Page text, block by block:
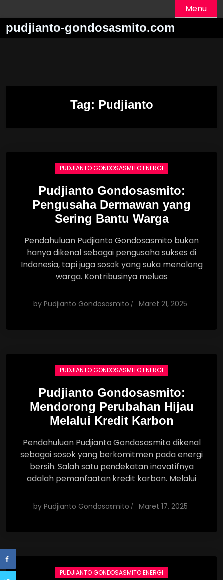
to
content
Menu
pudjianto-gondosasmito.com
Tag: Pudjianto
PUDJIANTO GONDOSASMITO ENERGI
Pudjianto Gondosasmito:
Pengusaha Dermawan yang
Sering Bantu Warga
Pendahuluan Pudjianto Gondosasmito bukan
hanya dikenal sebagai pengusaha sukses di
Indonesia, tapi juga sosok yang suka menolong
warga. Kontribusinya meluas
by Pudjianto Gondosasmito Maret 21, 2025
PUDJIANTO GONDOSASMITO ENERGI
Pudjianto Gondosasmito:
Mendorong Perubahan Hijau
Melalui Kredit Karbon
Pendahuluan Pudjianto Gondosasmito dikenal
sebagai sosok yang berkomitmen pada energi
bersih. Salah satu pendekatan inovatifnya
adalah pemanfaatan kredit karbon. Melalui
by Pudjianto Gondosasmito Maret 17, 2025
PUDJIANTO GONDOSASMITO ENERGI